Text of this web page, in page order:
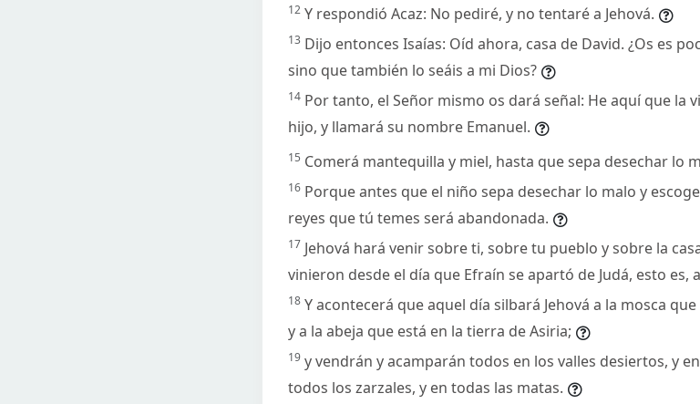
12 Y respondió Acaz: No pediré, y no tentaré a Jehová.
13 Dijo entonces Isaías: Oíd ahora, casa de David. ¿Os es
sino que también lo seáis a mi Dios?
14 Por tanto, el Señor mismo os dará señal: He aquí que la
hijo, y llamará su nombre Emanuel.
15 Comerá mantequilla y miel, hasta que sepa desechar lo
16 Porque antes que el niño sepa desechar lo malo y
reyes que tú temes será abandonada.
17 Jehová hará venir sobre ti, sobre tu pueblo y sobre la
vinieron desde el día que Efraín se apartó de Judá, esto es,
18 Y acontecerá que aquel día silbará Jehová a la mosca
y a la abeja que está en la tierra de Asiria;
19 y vendrán y acamparán todos en los valles desiertos, y
todos los zarzales, y en todas las matas.